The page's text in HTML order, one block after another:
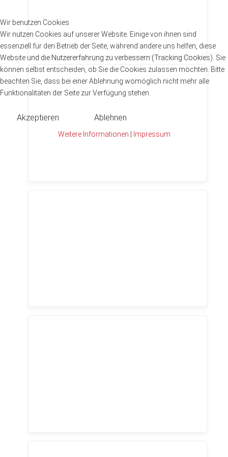
Wir benutzen Cookies
Wir nutzen Cookies auf unserer Website. Einige von ihnen sind
essenziell für den Betrieb der Seite, während andere uns helfen, diese
Website und die Nutzererfahrung zu verbessern (Tracking Cookies). Sie
können selbst entscheiden, ob Sie die Cookies zulassen möchten. Bitte
beachten Sie, dass bei einer Ablehnung womöglich nicht mehr alle
Funktionalitäten der Seite zur Verfügung stehen.
Akzeptieren Ablehnen
Weitere Informationen | Impressum